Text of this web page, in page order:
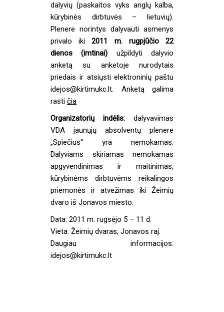
dalyvių (paskaitos vyks anglų kalba,
kūrybinės dirbtuvės – lietuvių).
Plenere norintys dalyvauti asmenys
privalo iki2011 m. rugpjūčio 22
dienos (imtinai) užpildyti dalyvio
anketą su anketoje nurodytais
priedais ir atsiųsti elektroninių paštu
idejos@kirtimukc.lt. Anketą galima
rasti čia
Organizatorių indėlis: dalyvavimas
VDA jaunųjų absolventų plenere
„Spiečius“ yra nemokamas.
Dalyviams skiriamas nemokamas
apgyvendinimas ir maitinimas,
kūrybinėms dirbtuvėms reikalingos
priemonės ir atvežimas iki Žeimių
dvaro iš Jonavos miesto.
Data: 2011 m. rugsėjo 5 – 11 d.
Vieta: Žeimių dvaras, Jonavos raj.
Daugiau informacijos:
idejos@kirtimukc.lt